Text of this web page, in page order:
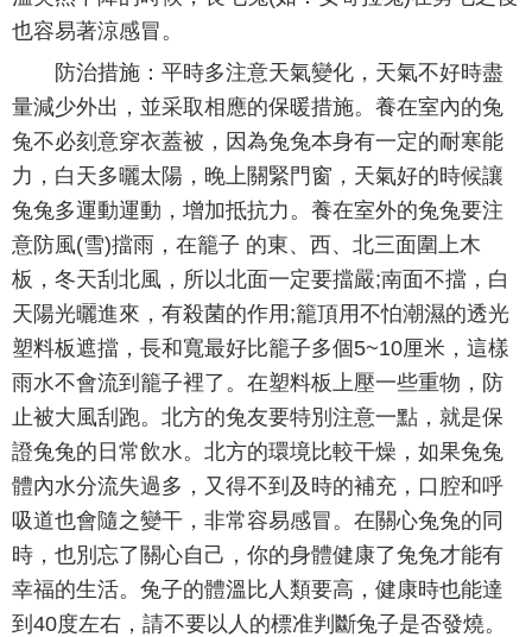
也容易著涼感冒。
防治措施：平時多注意天氣變化，天氣不好時盡
量減少外出，並采取相應的保暖措施。養在室內的兔
兔不必刻意穿衣蓋被，因為兔兔本身有一定的耐寒能
力，白天多曬太陽，晚上關緊門窗，天氣好的時候讓
兔兔多運動運動，增加抵抗力。養在室外的兔兔要注
意防風(雪)擋雨，在籠子 的東、西、北三面圍上木
板，冬天刮北風，所以北面一定要擋嚴;南面不擋，白
天陽光曬進來，有殺菌的作用;籠頂用不怕潮濕的透光
塑料板遮擋，長和寬最好比籠子多個5~10厘米，這樣
雨水不會流到籠子裡了。在塑料板上壓一些重物，防
止被大風刮跑。北方的兔友要特別注意一點，就是保
證兔兔的日常飲水。北方的環境比較干燥，如果兔兔
體內水分流失過多，又得不到及時的補充，口腔和呼
吸道也會隨之變干，非常容易感冒。在關心兔兔的同
時，也別忘了關心自己，你的身體健康了兔兔才能有
幸福的生活。兔子的體溫比人類要高，健康時也能達
到40度左右，請不要以人的標准判斷兔子是否發燒。